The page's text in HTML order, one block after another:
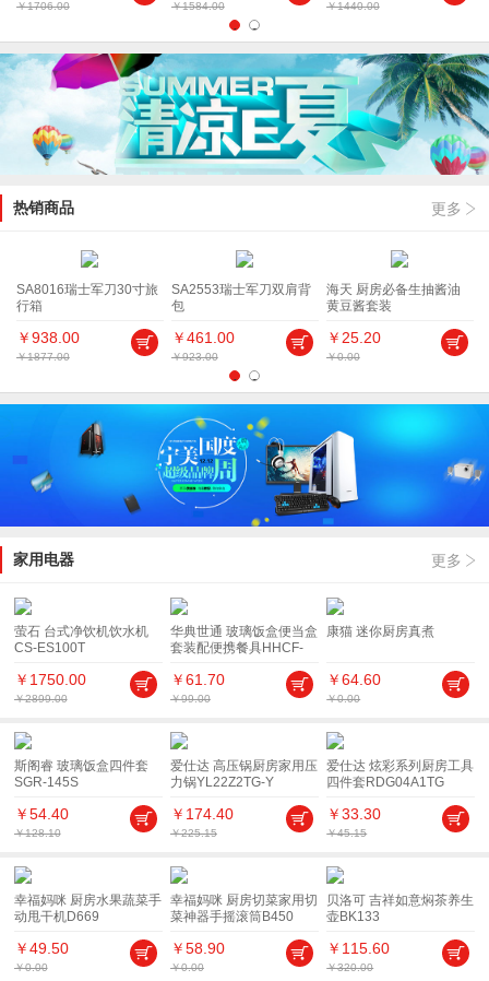
￥1706.00 ￥1584.00 ￥1440.00
1 2
热销商品 更多
SA8016瑞士军刀30寸旅
行箱
￥938.00
￥1877.00
SA2553瑞士军刀双肩背
包
￥461.00
￥923.00
海天 厨房必备生抽酱油
黄豆酱套装
￥25.20
￥0.00
1 2
家用电器 更多
萤石 台式净饮机饮水机
CS-ES100T
￥1750.00
￥2899.00
华典世通 玻璃饭盒便当盒
套装配便携餐具HHCF-
￥61.70
￥99.00
康猫 迷你厨房真煮
￥64.60
￥0.00
斯阁睿 玻璃饭盒四件套
SGR-145S
￥54.40
￥128.10
爱仕达 高压锅厨房家用压
力锅YL22Z2TG-Y
￥174.40
￥225.15
爱仕达 炫彩系列厨房工具
四件套RDG04A1TG
￥33.30
￥45.15
幸福妈咪 厨房水果蔬菜手
动甩干机D669
￥49.50
￥0.00
幸福妈咪 厨房切菜家用切
菜神器手摇滚筒B450
￥58.90
￥0.00
贝洛可 吉祥如意焖茶养生
壶BK133
￥115.60
￥320.00